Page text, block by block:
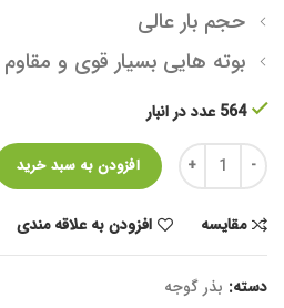
حجم بار عالی
بوته هایی بسیار قوی و
564 عدد در انبار
تعداد
افزودن به سبد خرید
مقایسه افزودن به علاقه مندی
دسته: بذر گوجه